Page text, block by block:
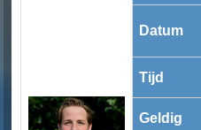
Datum
Tijd
Geldig